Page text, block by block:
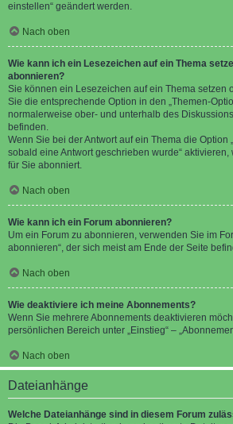
einstellen“ geändert werden.
Nach oben
Wie kann ich ein Lesezeichen auf ein Thema
abonnieren?
Sie können ein Lesezeichen auf ein Thema setzen
Sie die entsprechende Option in den „Themen-
normalerweise ober- und unterhalb des
befinden.
Wenn Sie bei der Antwort auf ein Thema die Option
sobald eine Antwort geschrieben wurde“
für Sie abonniert.
Nach oben
Wie kann ich ein Forum abonnieren?
Um ein Forum zu abonnieren, verwenden Sie im
abonnieren“, der sich meist am Ende der Seite
Nach oben
Wie deaktiviere ich meine Abonnements?
Wenn Sie mehrere Abonnements deaktivieren
persönlichen Bereich unter „Einstieg“ –
Nach oben
Dateianhänge
Welche Dateianhänge sind in diesem Forum